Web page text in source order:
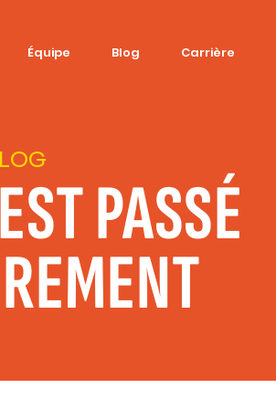
Équipe Blog Carrière
PASSÉ